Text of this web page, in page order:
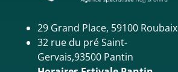
29 Grand Place, 59100 Roubaix
32 rue du pré Saint-
Gervais,93500 Pantin